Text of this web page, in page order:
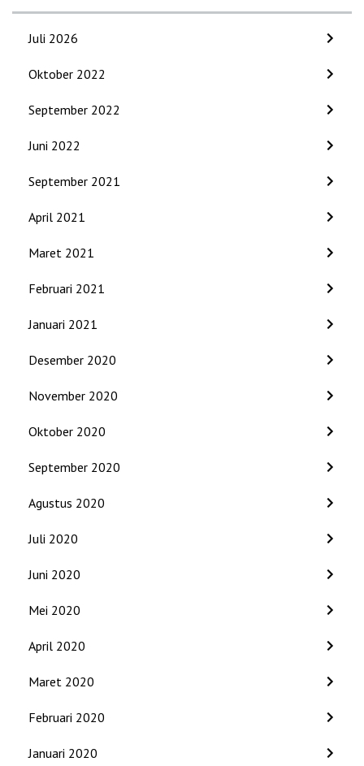
Juli 2026
Oktober 2022
September 2022
Juni 2022
September 2021
April 2021
Maret 2021
Februari 2021
Januari 2021
Desember 2020
November 2020
Oktober 2020
September 2020
Agustus 2020
Juli 2020
Juni 2020
Mei 2020
April 2020
Maret 2020
Februari 2020
Januari 2020